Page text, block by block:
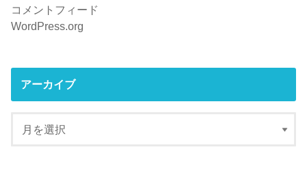
コメントフィード
WordPress.org
アーカイブ